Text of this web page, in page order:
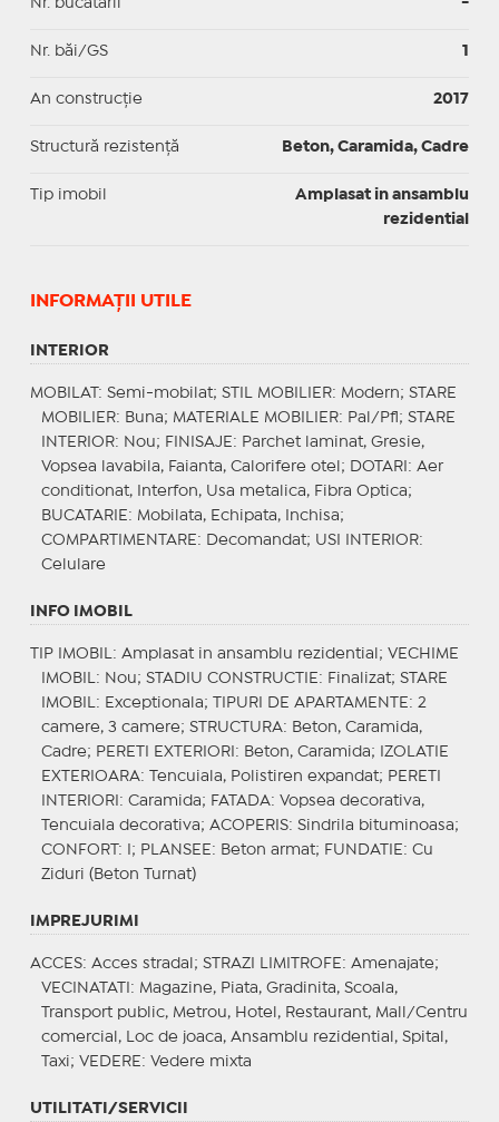
Nr. bucătării -
Nr. băi/GS 1
An construcție 2017
Structură rezistență Beton, Caramida, Cadre
Tip imobil
Amplasat in ansamblu
rezidential
INFORMAŢII UTILE
INTERIOR
MOBILAT : Semi-mobilat; STIL MOBILIER: Modern; STARE
MOBILIER: Buna; MATERIALE MOBILIER: Pal/Pfl; STARE
INTERIOR: Nou; FINISAJE : Parchet laminat, Gresie,
Vopsea lavabila, Faianta, Calorifere otel;
DOTARI : Aer
conditionat, Interfon, Usa metalica, Fibra Optica;
BUCATARIE : Mobilata, Echipata, Inchisa;
COMPARTIMENTARE : Decomandat; USI INTERIOR:
Celulare
INFO IMOBIL
TIP IMOBIL : Amplasat in ansamblu rezidential; VECHIME
IMOBIL : Nou; STADIU CONSTRUCTIE : Finalizat; STARE
IMOBIL : Exceptionala; TIPURI DE APARTAMENTE : 2
camere, 3 camere; STRUCTURA: Beton, Caramida,
Cadre; PERETI EXTERIORI : Beton, Caramida;
IZOLATIE
EXTERIOARA: Tencuiala, Polistiren expandat; PERETI
INTERIORI : Caramida; FATADA: Vopsea decorativa,
Tencuiala decorativa; ACOPERIS: Sindrila bituminoasa;
CONFORT : I; PLANSEE : Beton armat; FUNDATIE : Cu
Ziduri (Beton Turnat)
IMPREJURIMI
ACCES: Acces stradal; STRAZI LIMITROFE : Amenajate;
VECINATATI : Magazine, Piata, Gradinita, Scoala,
Transport public, Metrou, Hotel, Restaurant, Mall/Centru
comercial, Loc de joaca, Ansamblu rezidential, Spital,
Taxi; VEDERE : Vedere mixta
UTILITATI/SERVICII